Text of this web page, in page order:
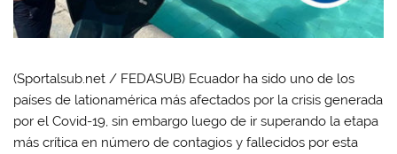
(Sportalsub.net / FEDASUB) Ecuador ha sido uno de los
países de lationamérica más afectados por la crisis generada
por el Covid-19, sin embargo luego de ir superando la etapa
más crítica en número de contagios y fallecidos por esta